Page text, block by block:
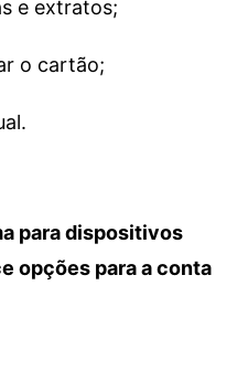
e extratos;
o cartão;
para dispositivos
opções para a conta